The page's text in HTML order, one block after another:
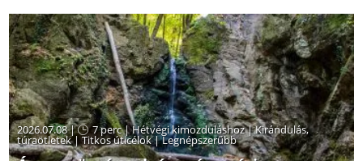
2026.07.08 | 7 perc|Hétvégi kimozduláshoz|Kirándulás,
túraötletek|Titkos úticélok|Legnépszerűbb